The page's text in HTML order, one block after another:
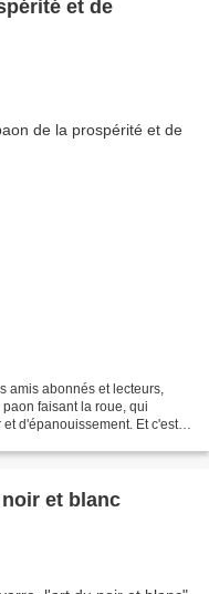
et de
amis abonnés et lecteurs,
faisant la roue, qui
d'épanouissement. Et c'est
et blanc